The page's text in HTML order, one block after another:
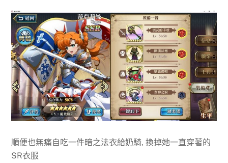
順便也無痛自吃一件暗之法衣給奶騎, 換掉她一直穿著的
SR衣服